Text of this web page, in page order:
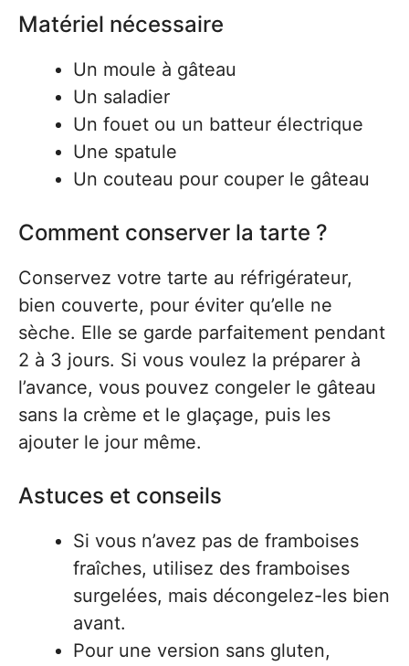
Matériel nécessaire
Un moule à gâteau
Un saladier
Un fouet ou un batteur électrique
Une spatule
Un couteau pour couper le gâteau
Comment conserver la tarte ?
Conservez votre tarte au réfrigérateur,
bien couverte, pour éviter qu’elle ne
sèche. Elle se garde parfaitement pendant
2 à 3 jours. Si vous voulez la préparer à
l’avance, vous pouvez congeler le gâteau
sans la crème et le glaçage, puis les
ajouter le jour même.
Astuces et conseils
Si vous n’avez pas de framboises
fraîches, utilisez des framboises
surgelées, mais décongelez-les bien
avant.
Pour une version sans gluten,